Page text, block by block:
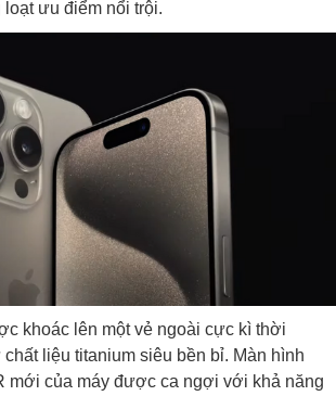
ưu điểm nổi trội.
khoác lên một vẻ ngoài cực kì thời
liệu titanium siêu bền bỉ. Màn hình
mới của máy được ca ngợi với khả năng